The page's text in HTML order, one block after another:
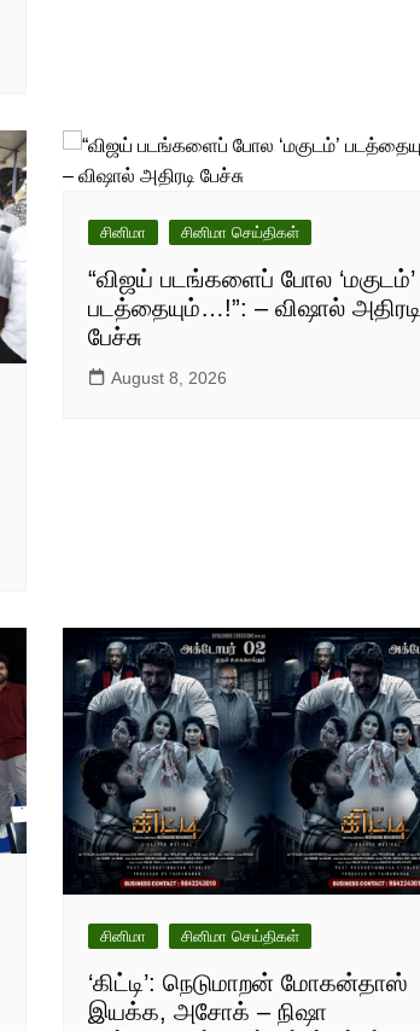
சினிமா சினிமா செய்திகள்
“விஜய் படங்களைப் போல ‘மகுடம்’
படத்தையும்…!”: – விஷால் அதிரடி
பேச்சு
August 8, 2026
சினிமா சினிமா செய்திகள்
‘கிட்டி’: நெடுமாறன் மோகன்தாஸ்
இயக்க, அசோக் – நிஷா